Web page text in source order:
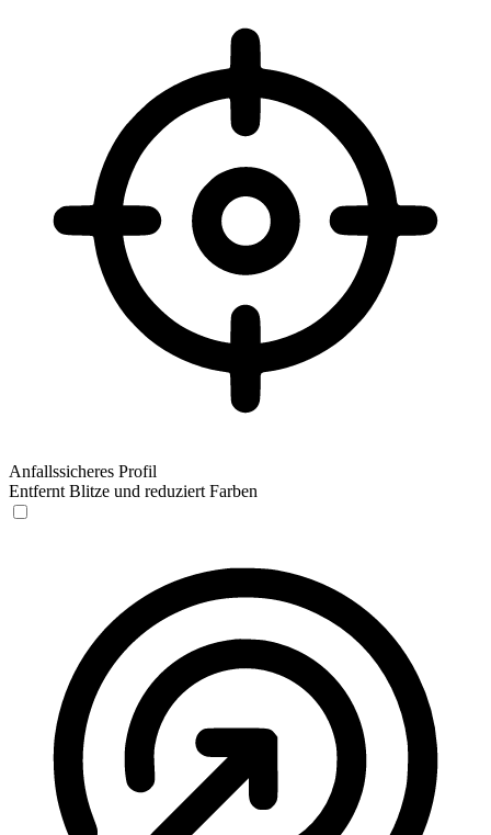
Anfallssicheres Profil
Entfernt Blitze und reduziert Farben